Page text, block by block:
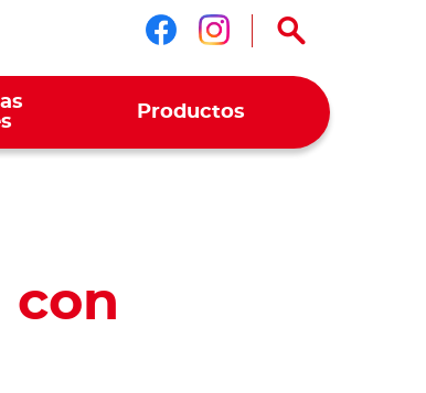
Síguenos en
Síguenos en
Productos
con